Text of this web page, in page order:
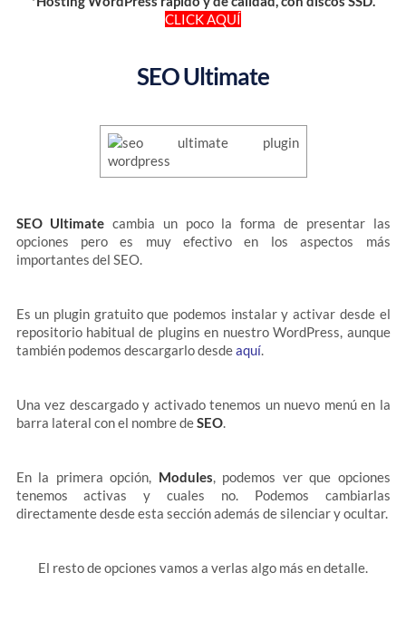
CLICK AQUÍ
SEO Ultimate
SEO Ultimate cambia un poco la forma de presentar las
opciones pero es muy efectivo en los aspectos más
importantes del SEO.
Es un plugin gratuito que podemos instalar y activar desde el
repositorio habitual de plugins en nuestro WordPress, aunque
también podemos descargarlo desdeaquí.
Una vez descargado y activado tenemos un nuevo menú en la
barra lateral con el nombre deSEO.
En la primera opción, Modules, podemos ver que opciones
tenemos activas y cuales no. Podemos cambiarlas
directamente desde esta sección además de silenciar y ocultar.
El resto de opciones vamos a verlas algo más en detalle.